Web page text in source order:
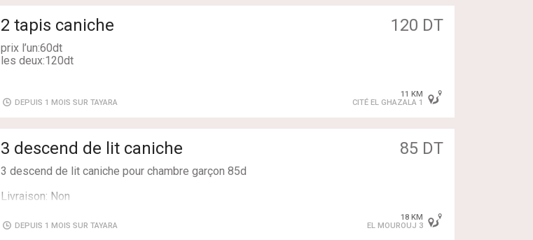
Livraison: Non
2 tapis caniche 120 DT
prix l’un:60dt
les deux:120dt
DEPUIS 1 MOIS SUR TAYARA
11 KM
CITÉ EL GHAZALA 1
3 descend de lit caniche 85 DT
3 descend de lit caniche pour chambre garçon 85d
Livraison: Non
DEPUIS 1 MOIS SUR TAYARA
18 KM
EL MOUROUJ 3